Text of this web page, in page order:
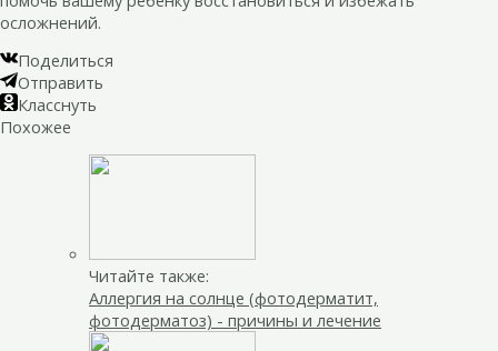
осложнений.
Поделиться
Отправить
Класснуть
Похожее
Читайте также:
Аллергия на солнце (фотодерматит,
фотодерматоз) - причины и лечение